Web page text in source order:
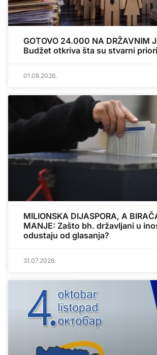
GOTOVO 24.000 NA DRŽAVNIM
Budžet otkriva šta su stvarni
01.08.2026.
MILIONSKA DIJASPORA, A
MANJE: Zašto bh. državljani u
odustaju od glasanja?
31.07.2026.